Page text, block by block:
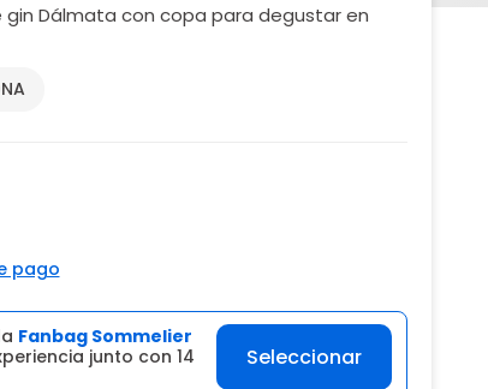
Dálmata con copa para degustar en
pago
Fanbag Sommelier
junto con 14
Seleccionar